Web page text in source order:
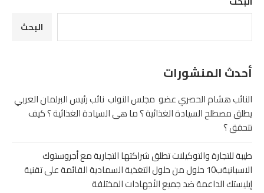
البحث
أحدث المنشورات
النائب هشام الحصري عضو مجلس النواب نائب رئيس البرلمان العربي
يطلق مصطلح السيادة الغذائية ؟ ما هى السيادة الغذائية ؟ كيف
تتحقق ؟
طيبة للتجارة والتوكيلات تطلق شراكتها التجارية مع أجروستوك
الاسبانيةب10 حلول من حلول التغذية السمادية القائمة على تقنية
إيليستك الداعمة ضد جميع الأجهادات المختلفة